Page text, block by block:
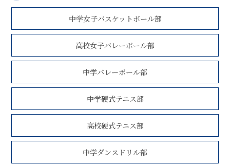
中学女子バスケットボール部
高校女子バレーボール部
中学バレーボール部
中学硬式テニス部
高校硬式テニス部
中学ダンスドリル部